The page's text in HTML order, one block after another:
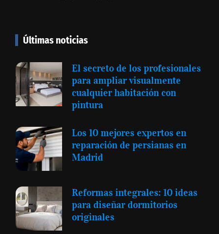
Últimas noticias
El secreto de los profesionales
para ampliar visualmente
cualquier habitación con
pintura
Los 10 mejores expertos en
reparación de persianas en
Madrid
Reformas integrales: 10 ideas
para diseñar dormitorios
originales